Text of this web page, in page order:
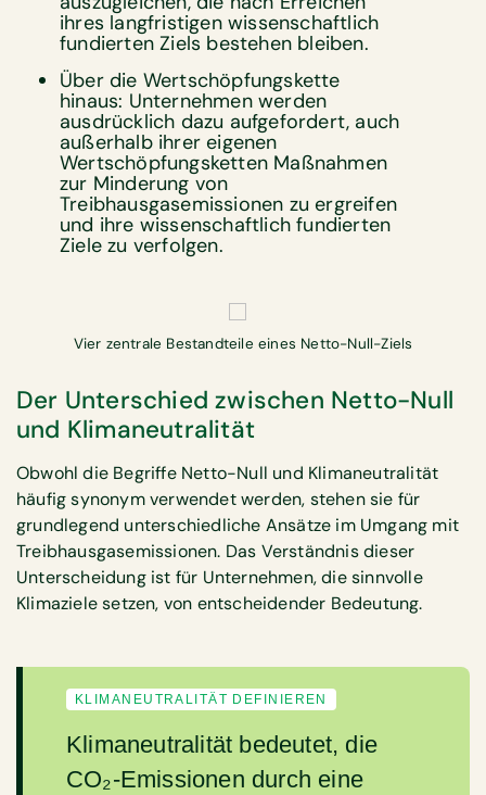
ihres langfristigen wissenschaftlich
fundierten Ziels bestehen bleiben.
Über die Wertschöpfungskette
hinaus: Unternehmen werden
ausdrücklich dazu aufgefordert, auch
außerhalb ihrer eigenen
Wertschöpfungsketten Maßnahmen
zur Minderung von
Treibhausgasemissionen zu ergreifen
und ihre wissenschaftlich fundierten
Ziele zu verfolgen.
Vier zentrale Bestandteile eines Netto-Null-Ziels
Der Unterschied zwischen Netto-Null
und Klimaneutralität
Obwohl die Begriffe Netto-Null und Klimaneutralität
häufig synonym verwendet werden, stehen sie für
grundlegend unterschiedliche Ansätze im Umgang mit
Treibhausgasemissionen. Das Verständnis dieser
Unterscheidung ist für Unternehmen, die sinnvolle
Klimaziele setzen, von entscheidender Bedeutung.
KLIMANEUTRALITÄT DEFINIEREN
Klimaneutralität bedeutet, die
CO₂-Emissionen durch eine